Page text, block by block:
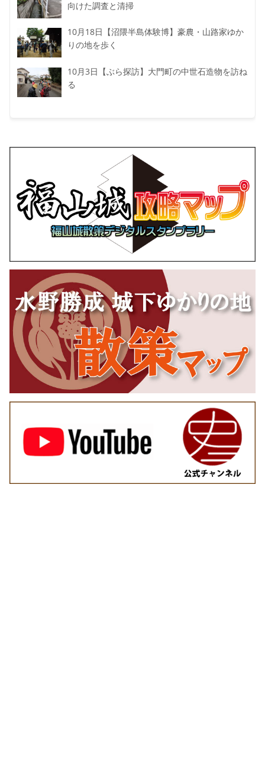
向けた調査と清掃
10月18日【沼隈半島体験博】豪農・山路家ゆか
りの地を歩く
10月3日【ぶら探訪】大門町の中世石造物を訪ね
る